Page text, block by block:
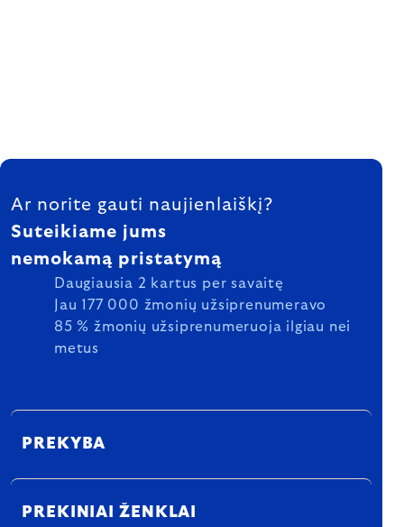
FOOTER
Ar norite gauti naujienlaiškį?
Suteikiame jums
nemokamą pristatymą
Daugiausia 2 kartus per savaitę
Jau 177 000 žmonių užsiprenumeravo
85 % žmonių užsiprenumeruoja ilgiau nei
metus
PREKYBA
PREKINIAI ŽENKLAI